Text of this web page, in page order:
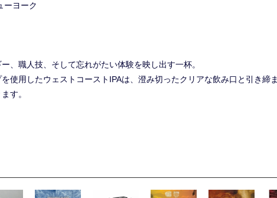
ヨーク
職人技、そして忘れがたい体験を映し出す一杯。
使用したウェストコーストIPAは、澄み切ったクリアな飲み口と引き締
す。